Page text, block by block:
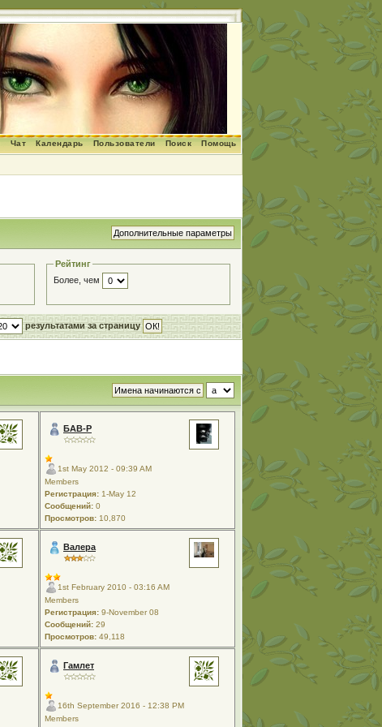
Помощь
Поиск
Пользователи
Календарь
Чат
Рейтинг
Более, чем
результатами за страницу
БАВ-Р
1st May 2012 - 09:39 AM
Members
Регистрация: 1-May 12
Сообщений: 0
Просмотров: 10,870
Валера
1st February 2010 - 03:16 AM
Members
Регистрация: 9-November 08
Сообщений: 29
Просмотров: 49,118
Гамлет
16th September 2016 - 12:38 PM
Members